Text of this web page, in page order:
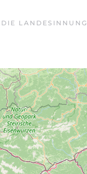
DIE LANDESINNUNG